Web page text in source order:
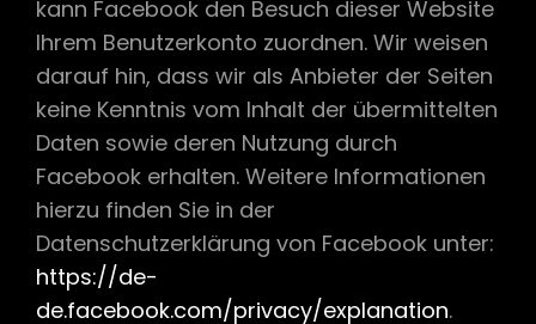
kann Facebook den Besuch dieser Website
Ihrem Benutzerkonto zuordnen. Wir weisen
darauf hin, dass wir als Anbieter der Seiten
keine Kenntnis vom Inhalt der übermittelten
Daten sowie deren Nutzung durch
Facebook erhalten. Weitere Informationen
hierzu finden Sie in der
Datenschutzerklärung von Facebook unter:
https://de-
de.facebook.com/privacy/explanation.